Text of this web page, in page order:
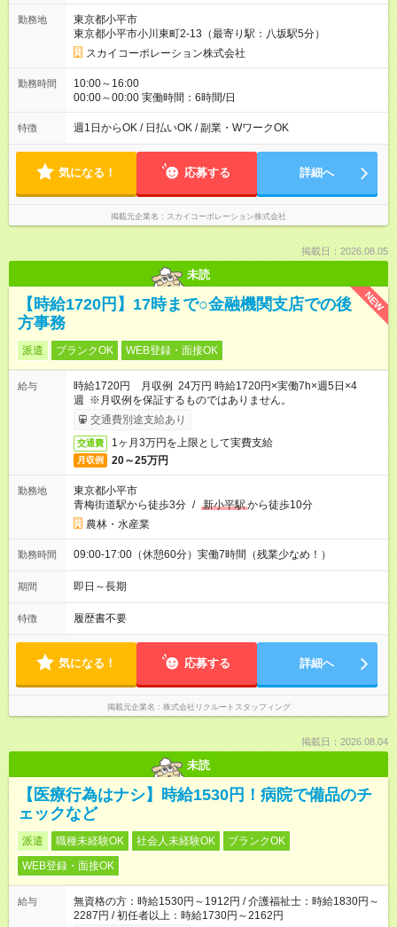
給与は本採用時と同じです。
勤務地
東京都小平市
東京都小平市小川東町2-13（最寄り駅：八坂駅5分）
スカイコーポレーション株式会社
勤務時間
10:00～16:00
00:00～00:00 実働時間：6時間/日
特徴 週1日からOK / 日払いOK / 副業・WワークOK
気になる！ 応募する 詳細へ
掲載元企業名 スカイコーポレーション株式会社
掲載日：2026.08.05
未読
NEW
【時給1720円】17時まで○金融機関支店での後
方事務
派遣 ブランクOK WEB登録・面接OK
給与
時給1720円 月収例 24万円 時給1720円×実働7h×週5日×4
週 ※月収例を保証するものではありません。
交通費別途支給あり
交通費 1ヶ月3万円を上限として実費支給
月収例 20～25万円
勤務地
東京都小平市
青梅街道駅から徒歩3分 / 新小平駅から徒歩10分
農林・水産業
勤務時間 09:00-17:00（休憩60分）実働7時間（残業少なめ！）
期間 即日～長期
特徴 履歴書不要
気になる！ 応募する 詳細へ
掲載元企業名 株式会社リクルートスタッフィング
掲載日：2026.08.04
未読
【医療行為はナシ】時給1530円！病院で備品のチ
ェックなど
派遣 職種未経験OK 社会人未経験OK
ブランクOK
WEB登録・面接OK
給与
無資格の方：時給1530円～1912円 / 介護福祉士：時給1830円～
2287円 / 初任者以上：時給1730円～2162円